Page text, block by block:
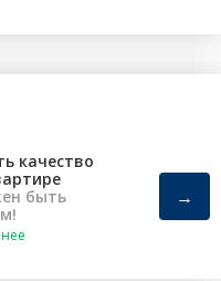
качество
быть
→